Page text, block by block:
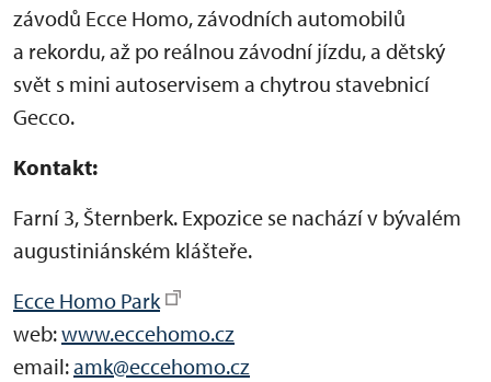
závodů Ecce Homo, závodních automobilů
a rekordu, až po reálnou závodní jízdu, a dětský
svět s mini autoservisem a chytrou stavebnicí
Gecco.
Kontakt:
Farní 3, Šternberk. Expozice se nachází v bývalém
augustiniánském klášteře.
Ecce Homo Park
web:www.eccehomo.cz
email:amk@eccehomo.cz